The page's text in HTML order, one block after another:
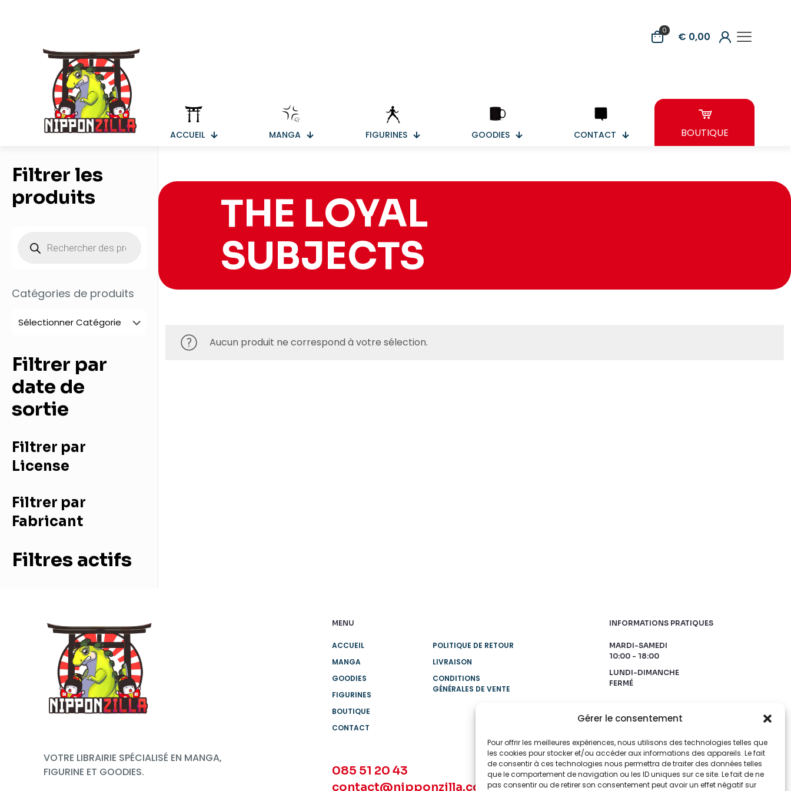
Gérer le consentement
Pour offrir les meilleures expériences, nous utilisons des technologies telles que
les cookies pour stocker et/ou accéder aux informations des appareils. Le fait
de consentir à ces technologies nous permettra de traiter des données telles
que le comportement de navigation ou les ID uniques sur ce site. Le fait de ne
pas consentir ou de retirer son consentement peut avoir un effet négatif sur
0 € 0,00
ACCUEIL MANGA FIGURINES GOODIES CONTACT BOUTIQUE
THE LOYAL
SUBJECTS
Aucun produit ne correspond à votre sélection.
Filtrer les
produits
de
Catégories de produits
Filtrer par
date de
sortie
Filtrer par
License
Filtrer par
Fabricant
Filtres actifs
VOTRE LIBRAIRIE SPÉCIALISÉ EN MANGA,
FIGURINE ET GOODIES.
MENU
ACCUEIL
MANGA
GOODIES
FIGURINES
BOUTIQUE
CONTACT
POLITIQUE DE RETOUR
LIVRAISON
CONDITIONS
GÉNÉRALES DE VENTE
085 51 20 43
contact@nipponzilla.com
INFORMATIONS PRATIQUES
MARDI-SAMEDI
10:00 - 18:00
LUNDI-DIMANCHE
FERMÉ